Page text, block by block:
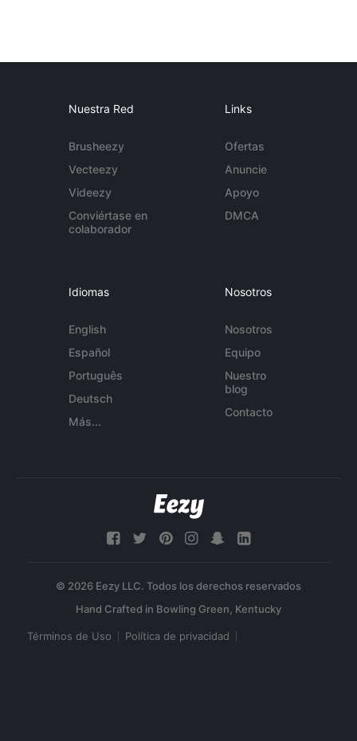
Nuestra Red
Brusheezy
Vecteezy
Videezy
Conviértase en
colaborador
Links
Ofertas
Anuncie
Apoyo
DMCA
Idiomas
English
Español
Português
Deutsch
Más...
Nosotros
Nosotros
Equipo
Nuestro
blog
Contacto
© 2026 Eezy LLC. Todos los derechos reservados
Términos de Uso Política de privacidad